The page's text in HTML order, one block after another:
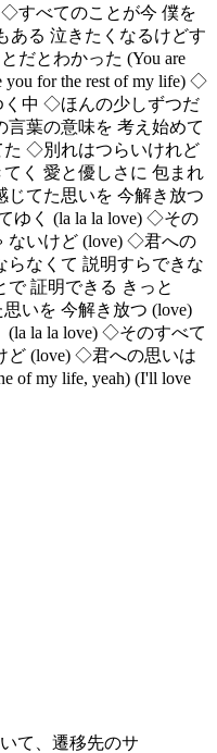
◇すべてのことが今 僕を
ある 泣きたくなるけどす
だとわかった (You are
you for the rest of my life) ◇
く中 ◇ほんの少しずつだ
葉の意味を 考え始めて
◇別れはつらいけれど
く 愛と優しさに 包まれ
じてた思いを 今解き放つ
ゆく (la la la love) ◇その
ないけど (love) ◇君への
なくて 説明すらできな
証明できる きっと
いを 今解き放つ (love)
la la love) ◇そのすべて
ど (love) ◇君への思いは
of my life, yeah) (I'll love
て、遷移先のサ